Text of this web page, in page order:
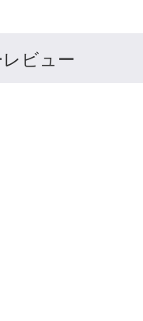
ビュー